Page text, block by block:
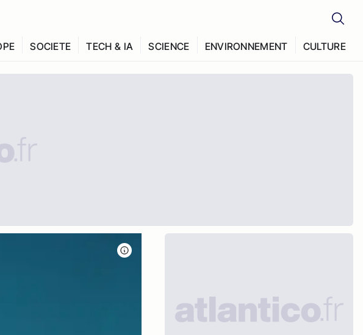
SOCIETE TECH & IA SCIENCE ENVIRONNEMENT CULTURE